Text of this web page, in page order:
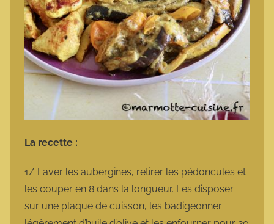
La recette :
1/ Laver les aubergines, retirer les pédoncules et
les couper en 8 dans la longueur. Les disposer
sur une plaque de cuisson, les badigeonner